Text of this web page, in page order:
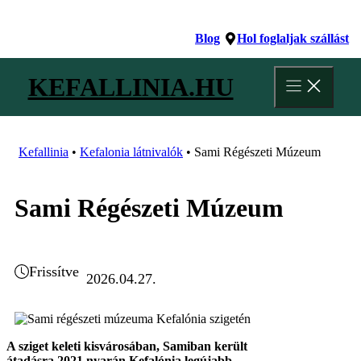
Blog Hol foglaljak szállást
KEFALLINIA.HU
Kefallinia • Kefalonia látnivalók • Sami Régészeti Múzeum
Sami Régészeti Múzeum
Frissítve 2026.04.27.
A sziget keleti kisvárosában, Samiban került